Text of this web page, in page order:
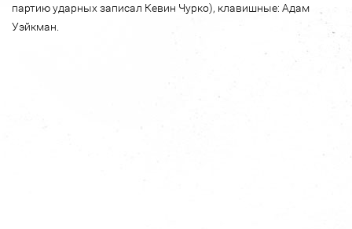
партию ударных записал Кевин Чурко), клавишные: Адам
Уэйкман.